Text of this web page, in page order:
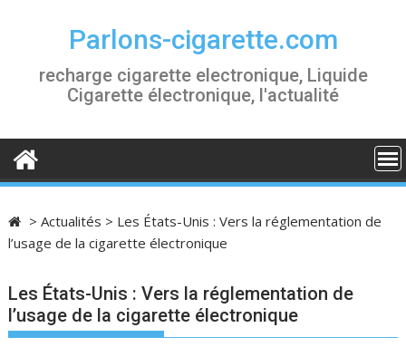
c
n
Parlons-cigarette.com
recharge cigarette electronique, Liquide
Cigarette électronique, l'actualité
>Actualités > Les États-Unis : Vers la réglementation de
l’usage de la cigarette électronique
Les États-Unis : Vers la réglementation de
l’usage de la cigarette électronique